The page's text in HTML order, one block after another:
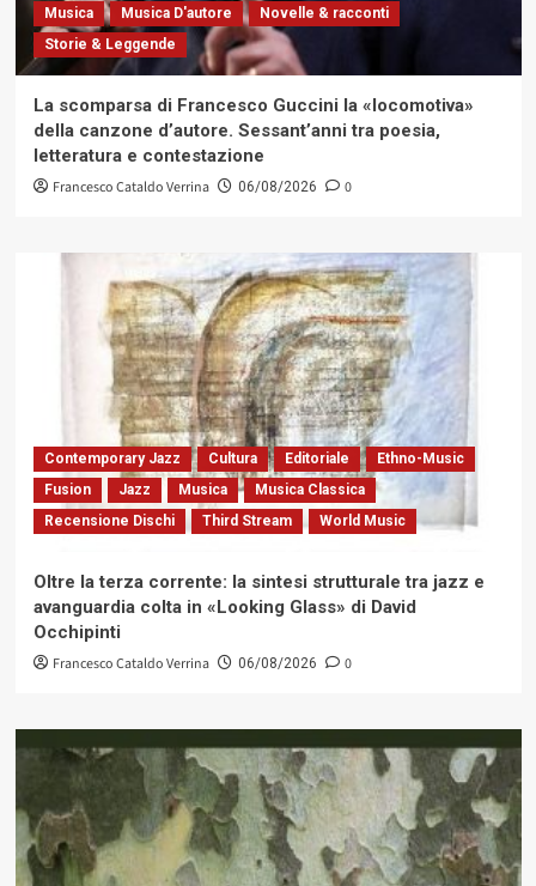
Musica
Musica D'autore
Novelle & racconti
Storie & Leggende
La scomparsa di Francesco Guccini la «locomotiva»
della canzone d’autore. Sessant’anni tra poesia,
letteratura e contestazione
Francesco Cataldo Verrina 06/08/2026 0
Contemporary Jazz Cultura Editoriale
Ethno-Music
Fusion
Jazz Musica
Musica Classica
Recensione Dischi
Third Stream World Music
Oltre la terza corrente: la sintesi strutturale tra jazz e
avanguardia colta in «Looking Glass» di David
Occhipinti
Francesco Cataldo Verrina 06/08/2026 0